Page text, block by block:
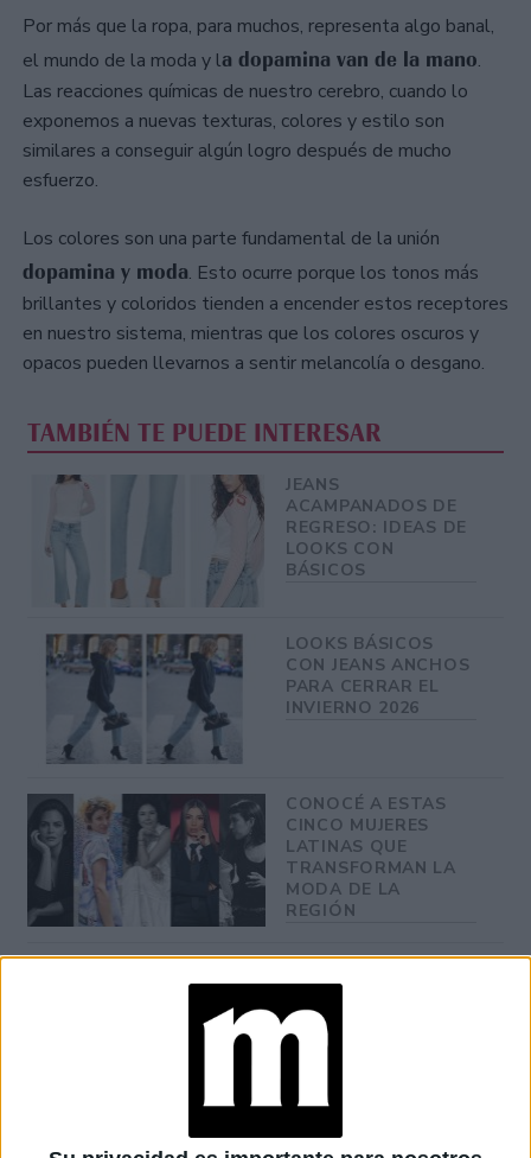
Por más que la ropa, para muchos, representa algo banal,
el mundo de la moda y la dopamina van de la mano.
Las reacciones químicas de nuestro cerebro, cuando lo
exponemos a nuevas texturas, colores y estilo son
similares a conseguir algún logro después de mucho
esfuerzo.
Los colores son una parte fundamental de la unión
dopamina y moda. Esto ocurre porque los tonos más
brillantes y coloridos tienden a encender estos receptores
en nuestro sistema, mientras que los colores oscuros y
opacos pueden llevarnos a sentir melancolía o desgano.
TAMBIÉN TE PUEDE INTERESAR
JEANS
ACAMPANADOS DE
REGRESO: IDEAS DE
LOOKS CON
BÁSICOS
LOOKS BÁSICOS
CON JEANS ANCHOS
PARA CERRAR EL
INVIERNO 2026
CONOCÉ A ESTAS
CINCO MUJERES
LATINAS QUE
TRANSFORMAN LA
MODA DE LA
REGIÓN
ACCESORIO QUE
CUIDA TU PELO Y
LEVANTA TU
OUTFIT EN